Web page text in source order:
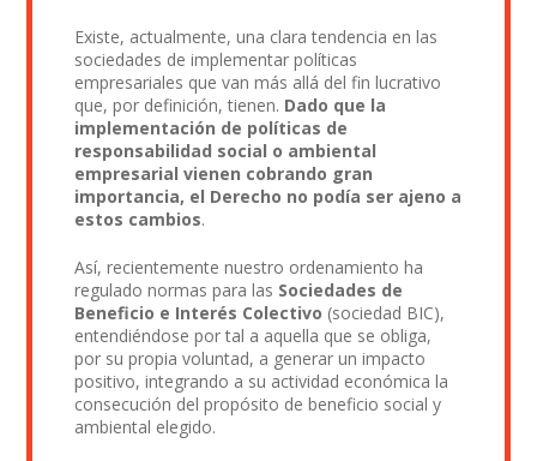
Existe, actualmente, una clara tendencia en las
sociedades de implementar políticas
empresariales que van más allá del fin lucrativo
que, por definición, tienen. Dado que la
implementación de políticas de
responsabilidad social o ambiental
empresarial vienen cobrando gran
importancia, el Derecho no podía ser ajeno a
estos cambios.
Así, recientemente nuestro ordenamiento ha
regulado normas para las Sociedades de
Beneficio e Interés Colectivo (sociedad BIC),
entendiéndose por tal a aquella que se obliga,
por su propia voluntad, a generar un impacto
positivo, integrando a su actividad económica la
consecución del propósito de beneficio social y
ambiental elegido.